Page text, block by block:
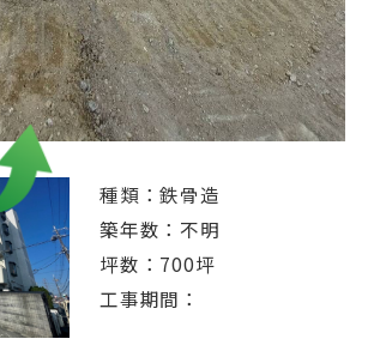
種類：鉄骨造
築年数：不明
坪数：700坪
工事期間：